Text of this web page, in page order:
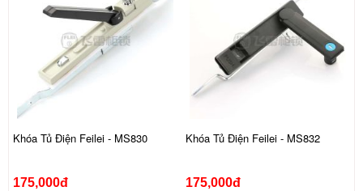
Khóa Tủ Điện Feilei - MS830
175,000đ
Khóa Tủ Điện Feilei - MS832
175,000đ